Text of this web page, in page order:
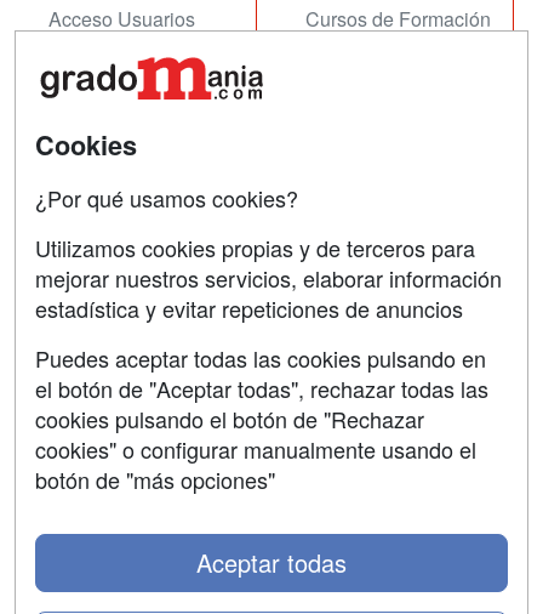
Acceso Usuarios
Acceso Centros
Cursos de Formación
Contactar
Copyleft
Grupo formazion:
Cookies
¿Por qué usamos cookies?
Utilizamos cookies propias y de terceros para
mejorar nuestros servicios, elaborar información
estadística y evitar repeticiones de anuncios
Puedes aceptar todas las cookies pulsando en
el botón de "Aceptar todas", rechazar todas las
cookies pulsando el botón de "Rechazar
cookies" o configurar manualmente usando el
botón de "más opciones"
Aceptar todas